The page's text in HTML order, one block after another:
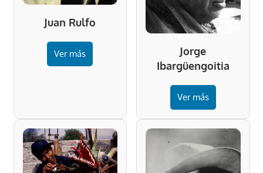
Juan Rulfo
Ver más
Jorge
Ibargüengoitia
Ver más